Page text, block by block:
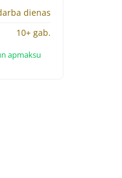
dienas
10+ gab.
apmaksu